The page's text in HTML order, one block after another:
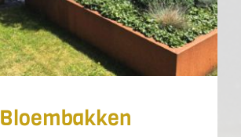
Bloembakken